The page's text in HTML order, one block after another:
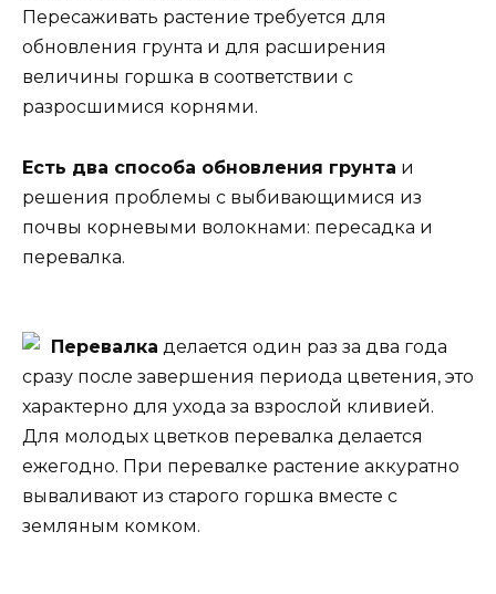
Пересаживать растение требуется для
обновления грунта и для расширения
величины горшка в соответствии с
разросшимися корнями.
Есть два способа обновления грунта и
решения проблемы с выбивающимися из
почвы корневыми волокнами: пересадка и
перевалка.
Перевалка делается один раз за два года
сразу после завершения периода цветения, это
характерно для ухода за взрослой кливией.
Для молодых цветков перевалка делается
ежегодно. При перевалке растение аккуратно
вываливают из старого горшка вместе с
земляным комком.